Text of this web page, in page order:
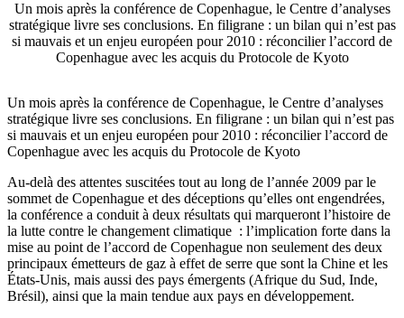
Un mois après la conférence de Copenhague, le Centre d’analyses
stratégique livre ses conclusions. En filigrane : un bilan qui n’est pas
si mauvais et un enjeu européen pour 2010 : réconcilier l’accord de
Copenhague avec les acquis du Protocole de Kyoto
Un mois après la conférence de Copenhague, le Centre d’analyses
stratégique livre ses conclusions. En filigrane : un bilan qui n’est pas
si mauvais et un enjeu européen pour 2010 : réconcilier l’accord de
Copenhague avec les acquis du Protocole de Kyoto
Au-delà des attentes suscitées tout au long de l’année 2009 par le
sommet de Copenhague et des déceptions qu’elles ont engendrées,
la conférence a conduit à deux résultats qui marqueront l’histoire de
la lutte contre le changement climatique : l’implication forte dans la
mise au point de l’accord de Copenhague non seulement des deux
principaux émetteurs de gaz à effet de serre que sont la Chine et les
États-Unis, mais aussi des pays émergents (Afrique du Sud, Inde,
Brésil), ainsi que la main tendue aux pays en développement.